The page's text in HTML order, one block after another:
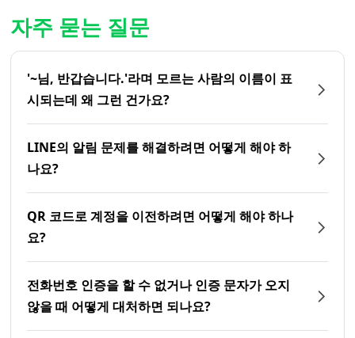
자주 묻는 질문
'~님, 반갑습니다.'라며 모르는 사람의 이름이 표
시되는데 왜 그런 건가요?
LINE의 알림 문제를 해결하려면 어떻게 해야 하
나요?
QR 코드로 계정을 이전하려면 어떻게 해야 하나
요?
전화번호 인증을 할 수 없거나 인증 문자가 오지
않을 때 어떻게 대처하면 되나요?